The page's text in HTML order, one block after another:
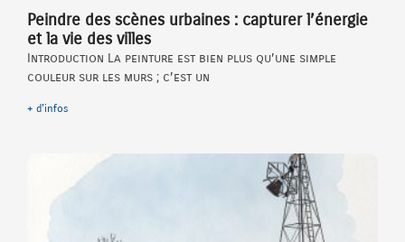
Peindre des scènes urbaines : capturer l’énergie
et la vie des villes
Introduction La peinture est bien plus qu’une simple
couleur sur les murs ; c’est un
+ d'infos